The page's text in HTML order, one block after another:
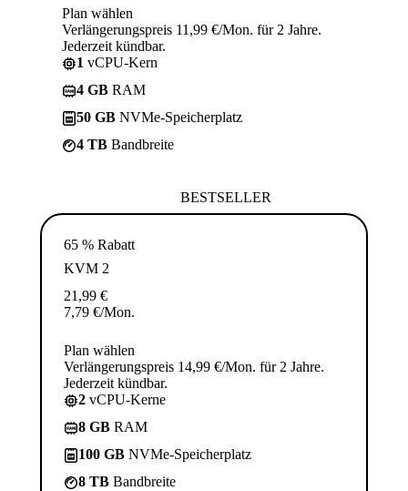
Plan wählen
Verlängerungspreis 11,99 €/Mon. für 2 Jahre.
Jederzeit kündbar.
1 vCPU-Kern
4 GB RAM
50 GB NVMe-Speicherplatz
4 TB Bandbreite
BESTSELLER
65 % Rabatt
KVM 2
21,99 €
7,79 €/Mon.
Plan wählen
Verlängerungspreis 14,99 €/Mon. für 2 Jahre.
Jederzeit kündbar.
2 vCPU-Kerne
8 GB RAM
100 GB NVMe-Speicherplatz
8 TB Bandbreite